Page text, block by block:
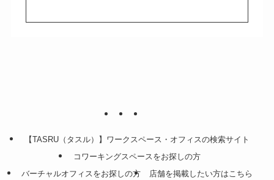
【TASRU（タスル）】ワークスペース・オフィスの検索サイト
コワーキングスペースをお探しの方
バーチャルオフィスをお探しの方
店舗を掲載したい方はこちら